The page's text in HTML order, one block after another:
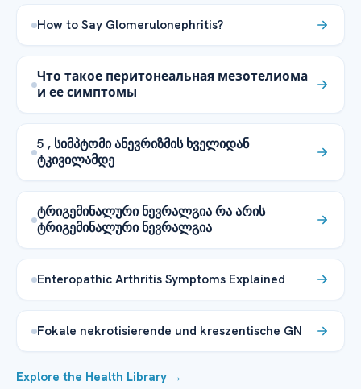
How to Say Glomerulonephritis?
Что такое перитонеальная мезотелиома
и ее симптомы
5 , სიმპტომი ანევრიზმის ხველიდან
ტკივილამდე
ტრიგემინალური ნევრალგია რა არის
ტრიგემინალური ნევრალგია
Enteropathic Arthritis Symptoms Explained
Fokale nekrotisierende und kreszentische GN
Explore the Health Library →